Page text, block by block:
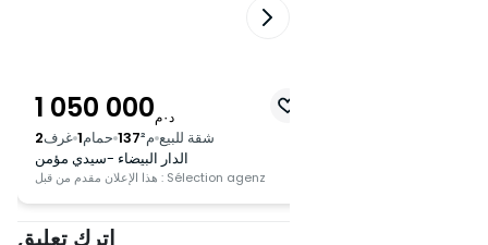
1 050 000 د٠م
2غرف 1حمام 137 م² شقة للبيع
الدار البيضاء -سيدي مؤمن
هذا الإعلان مقدم من قبل : Sélection agenz
اترك تعليق